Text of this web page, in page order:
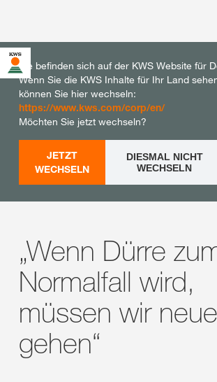
Sie befinden sich auf der KWS Website für
Wenn Sie die KWS Inhalte für Ihr Land
können Sie hier wechseln:
https://www.kws.com/corp/en/
Möchten Sie jetzt wechseln?
JETZT
WECHSELN
DIESMAL NICHT
WECHSELN
„Wenn Dürre
Normalfall wird,
müssen wir
gehen“